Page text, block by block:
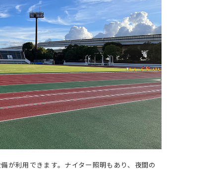
が利用できます。ナイター照明もあり、夜間の